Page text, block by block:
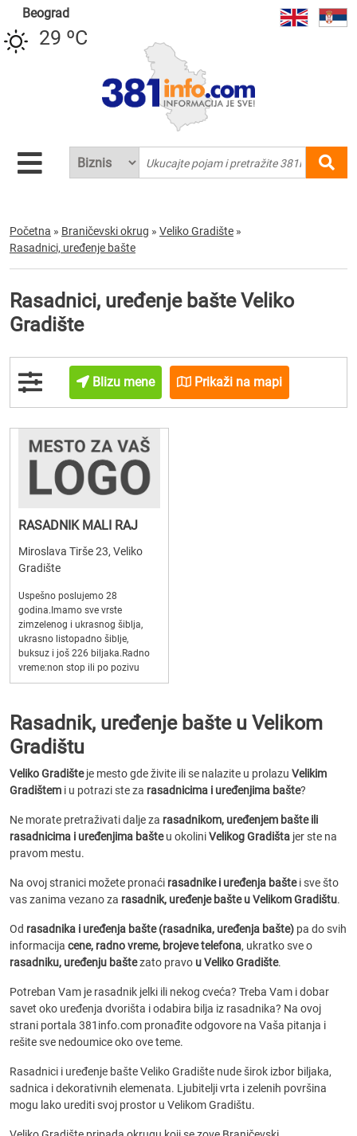
Beograd
29 ºC
Početna » Braničevski okrug » Veliko Gradište »
Rasadnici, uređenje bašte
Rasadnici, uređenje bašte Veliko
Gradište
Blizu mene Prikaži na mapi
RASADNIK MALI RAJ
Miroslava Tirše 23, Veliko
Gradište
Uspešno poslujemo 28
godina.Imamo sve vrste
zimzelenog i ukrasnog šiblja,
ukrasno listopadno šiblje,
buksuz i još 226 biljaka.Radno
vreme:non stop ili po pozivu
Rasadnik, uređenje bašte u Velikom
Gradištu
Veliko Gradišteje mesto gde živite ili se nalazite u prolazu Velikim
Gradištem i u potrazi ste za rasadnicima i uređenjima bašte?
Ne morate pretraživati dalje za rasadnikom, uređenjem bašte ili
rasadnicima i uređenjima bašteu okoliniVelikog Gradišta jer ste na
pravom mestu.
Na ovoj stranici možete pronaći rasadnike i uređenja baštei sve što
vas zanima vezano za rasadnik, uređenje bašte u Velikom Gradištu.
Od rasadnika i uređenja bašte (rasadnika, uređenja bašte) pa do svih
informacija cene, radno vreme, brojeve telefona, ukratko sve o
rasadniku, uređenju baštezato pravo u Veliko Gradište.
Potreban Vam je rasadnik jelki ili nekog cveća? Treba Vam i dobar
savet oko uređenja dvorišta i odabira bilja iz rasadnika? Na ovoj
strani portala 381info.com pronađite odgovore na Vaša pitanja i
rešite sve nedoumice oko ove teme.
Rasadnici i uređenje bašte Veliko Gradište nude širok izbor biljaka,
sadnica i dekorativnih elemenata. Ljubitelji vrta i zelenih površina
mogu lako urediti svoj prostor u Velikom Gradištu.